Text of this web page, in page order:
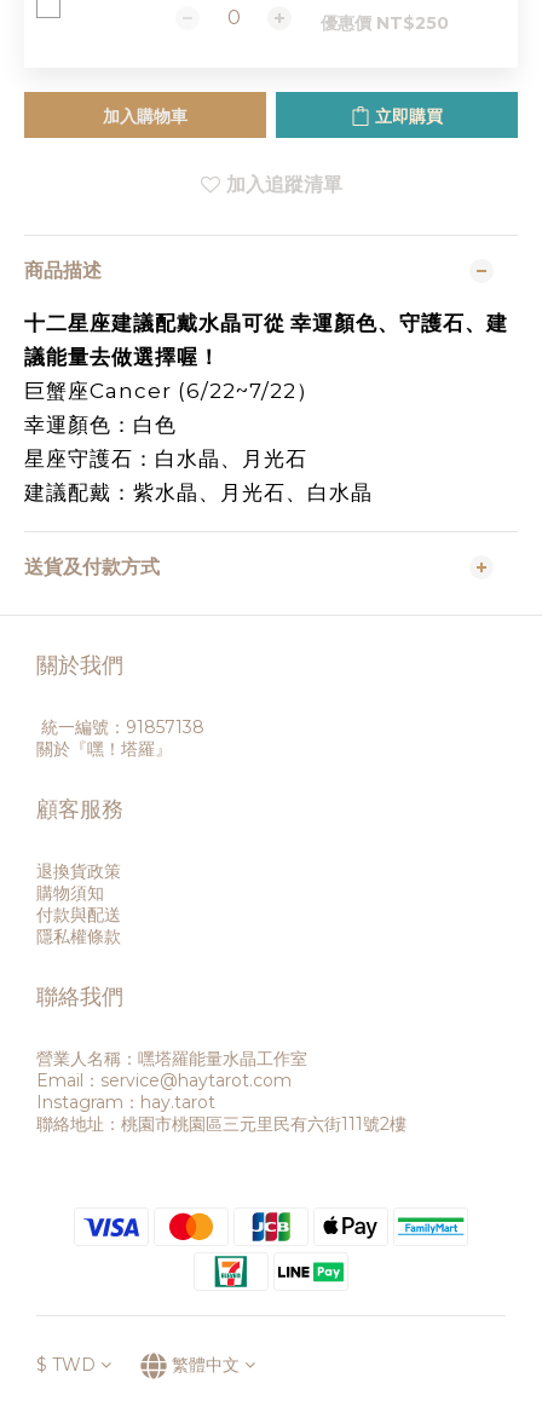
優惠價 NT$250
加入購物車 立即購買
加入追蹤清單
商品描述
十二星座建議配戴水晶可從 幸運顏色、守護石、建
議能量去做選擇喔！
巨蟹座Cancer (6/22~7/22）
幸運顏色：白色
星座守護石：白水晶、月光石
建議配戴：紫水晶、月光石、白水晶
送貨及付款方式
關於我們
統一編號：91857138
關於『嘿！塔羅』
顧客服務
退換貨政策
購物須知
付款與配送
隱私權條款
聯絡我們
營業人名稱：嘿塔羅能量水晶工作室
Email：service@haytarot.com
Instagram：hay.tarot
聯絡地址：桃園市桃園區三元里民有六街111號2樓
$ TWD 繁體中文